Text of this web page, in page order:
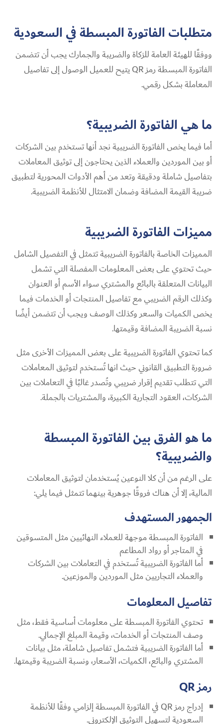
متطلبات الفاتورة المبسطة في السعودية
ووفقًا للهيئة العامة للزكاة والضريبة والجمارك يجب أن تتضمن
الفاتورة المبسطة رمز QR يتيح للعميل الوصول إلى تفاصيل
المعاملة بشكل رقمي.
ما هي الفاتورة الضريبية؟
أما فيما يخص الفاتورة الضريبية نجد أنها تستخدم بين الشركات
أو بين الموردين والعملاء الذين يحتاجون إلى توثيق المعاملات
بتفاصيل شاملة ودقيقة وتعد من أهم الأدوات المحورية لتطبيق
ضريبة القيمة المضافة وضمان الامتثال للأنظمة الضريبية.
مميزات الفاتورة الضريبية
المميزات الخاصة بالفاتورة الضريبية تتمثل في التفصيل الشامل
حيث تحتوي على بعض المعلومات المفصلة التي تشمل
البيانات المتعلقة بالبائع والمشتري سواء الأسم أو العنوان
وكذلك الرقم الضريبي مع تفاصيل المنتجات أو الخدمات فيما
يخص الكميات والسعر وكذلك الوصف ويجب أن تتضمن أيضًا
نسبة الضريبة المضافة وقيمتها.
كما تحتوي الفاتورة الضريبية على بعض المميزات الأخرى مثل
ضرورة التطبيق القانوني حيث انها تُستخدم لتوثيق المعاملات
التي تتطلب تقديم إقرار ضريبي وتُصدر غالبًا في التعاملات بين
الشركات، العقود التجارية الكبيرة، والمشتريات بالجملة.
ما هو الفرق بين الفاتورة المبسطة
والضريبية؟
على الرغم من أن كلا النوعين يُستخدمان لتوثيق المعاملات
المالية، إلا أن هناك فروقًا جوهرية بينهما تتمثل فيما يلي:
الجمهور المستهدف
الفاتورة المبسطة موجهة للعملاء النهائيين مثل المتسوقين
في المتاجر أو رواد المطاعم
أما الفاتورة الضريبية تُستخدم في التعاملات بين الشركات
والعملاء التجاريين مثل الموردين والموزعين.
تفاصيل المعلومات
تحتوي الفاتورة المبسطة على معلومات أساسية فقط، مثل
وصف المنتجات أو الخدمات، وقيمة المبلغ الإجمالي.
أما الفاتورة الضريبية فتشمل تفاصيل شاملة، مثل بيانات
المشتري والبائع، الكميات، الأسعار، ونسبة الضريبة وقيمتها.
رمز QR
إدراج رمز QR في الفاتورة المبسطة إلزامي وفقًا للأنظمة
السعودية لتسهيل التوثيق الإلكتروني.